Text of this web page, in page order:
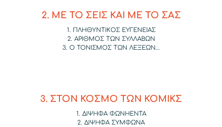
2. ΜΕ ΤΟ ΣΕΙΣ ΚΑΙ ΜΕ ΤΟ ΣΑΣ
1. ΠΛΗΘΥΝΤΙΚΟΣ ΕΥΓΕΝΕΙΑΣ
2. ΑΡΙΘΜΟΣ ΤΩΝ ΣΥΛΛΑΒΩΝ
3. Ο ΤΟΝΙΣΜΟΣ ΤΩΝ ΛΕΞΕΩΝ…
3. ΣΤΟΝ ΚΟΣΜΟ ΤΩΝ ΚΟΜΙΚΣ
1. ΔΙΨΗΦΑ ΦΩΝΗΕΝΤΑ
2. ΔΙΨΗΦΑ ΣΥΜΦΩΝΑ